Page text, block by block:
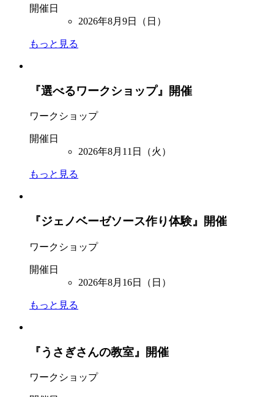
開催日
2026年8月9日（日）
もっと見る
『選べるワークショップ』開催
ワークショップ
開催日
2026年8月11日（火）
もっと見る
『ジェノベーゼソース作り体験』開催
ワークショップ
開催日
2026年8月16日（日）
もっと見る
『うさぎさんの教室』開催
ワークショップ